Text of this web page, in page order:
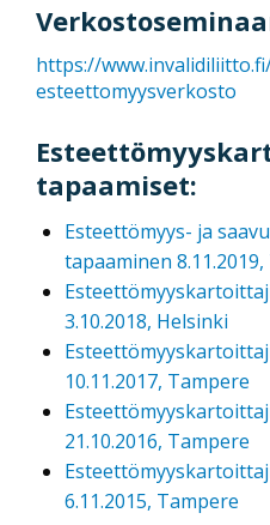
https://
esteettomyysverkosto
tapaamiset:
Esteettömyys- ja
tapaaminen
3.10.2018, Helsinki
10.11.2017, Tampere
21.10.2016, Tampere
6.11.2015, Tampere